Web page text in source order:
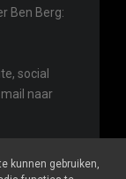
Ben Berg:
social
naar
kunnen gebruiken,